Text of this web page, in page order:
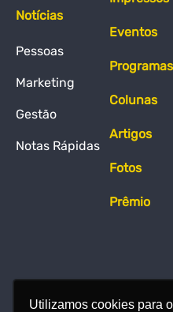
Utilizamos cookies para
Notícias
Pessoas
Marketing
Gestão
Notas Rápidas
Eventos
Programas
Colunas
Artigos
Fotos
Prêmio